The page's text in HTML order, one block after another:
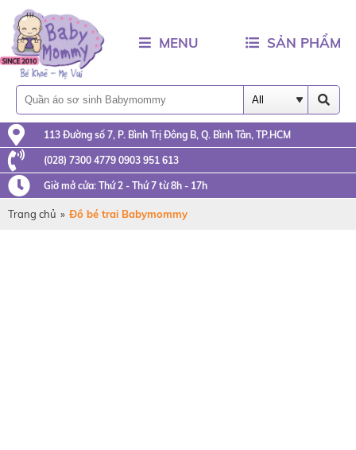
MENU SẢN PHẨM
113 Đường số 7, P. Bình Trị Đông B, Q. Bình Tân, TP.HCM
(028) 7300 4779 0903 951 613
Giờ mở cửa: Thứ 2 - Thứ 7 từ 8h - 17h
Trang chủ » Đồ bé trai Babymommy